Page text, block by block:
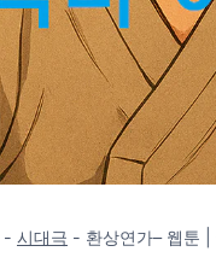
- 시대극 - 환상연가– 웹툰